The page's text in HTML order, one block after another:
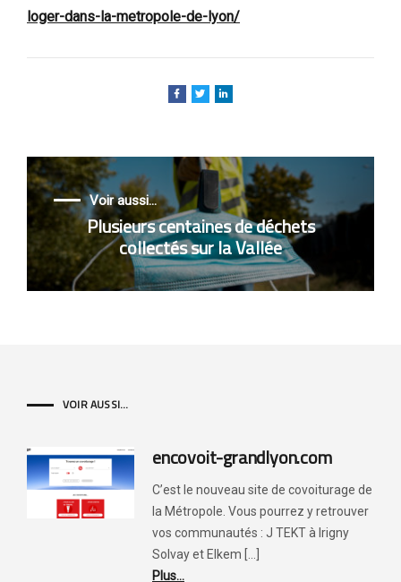
loger-dans-la-metropole-de-lyon/
Voir aussi...
Plusieurs centaines de déchets
collectés sur la Vallée
VOIR AUSSI...
encovoit-grandlyon.com
C’est le nouveau site de covoiturage de
la Métropole. Vous pourrez y retrouver
vos communautés : J TEKT à Irigny
Solvay et Elkem [...]
Plus...